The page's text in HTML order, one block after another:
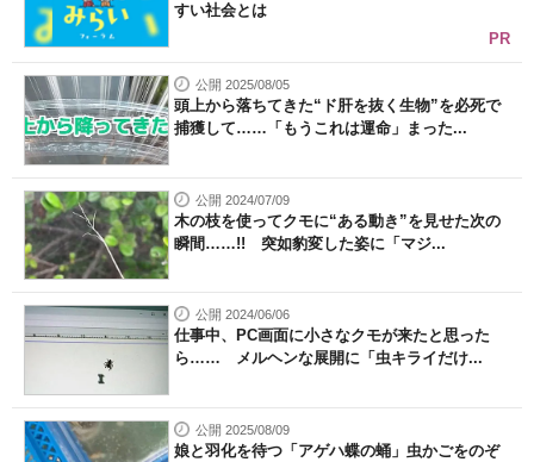
すい社会とは
PR
公開 2025/08/05
頭上から落ちてきた“ド肝を抜く生物”を必死で
捕獲して……「もうこれは運命」まった...
公開 2024/07/09
木の枝を使ってクモに“ある動き”を見せた次の
瞬間……!! 突如豹変した姿に「マジ...
公開 2024/06/06
仕事中、PC画面に小さなクモが来たと思った
ら…… メルヘンな展開に「虫キライだけ...
公開 2025/08/09
娘と羽化を待つ「アゲハ蝶の蛹」虫かごをのぞ